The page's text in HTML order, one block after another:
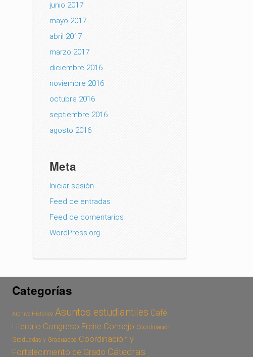
junio 2017
mayo 2017
abril 2017
marzo 2017
diciembre 2016
noviembre 2016
octubre 2016
septiembre 2016
agosto 2016
Meta
Iniciar sesión
Feed de entradas
Feed de comentarios
WordPress.org
Categorías
Archivo Histórico Asuntos estudiantiles Café
Literario Congreso Freire Consejo Coordinación
Graduadas y Graduados Coordinación y
Fortalecimiento de Grado Cátedras